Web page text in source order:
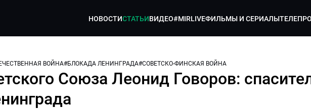
НОВОСТИСТАТЬИВИДЕО#MIRLIVEФИЛЬМЫ И СЕРИАЛЫ
ВОЙНА#БЛОКАДА ЛЕНИНГРАДА#СОВЕТСКО-ФИНСКАЯ ВОЙНА
Союза Леонид Говоров: